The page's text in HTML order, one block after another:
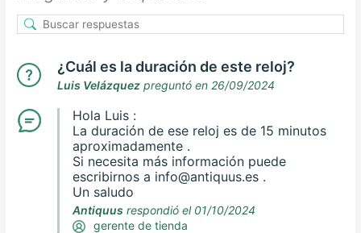
¿Cuál es la duración de este reloj?
Luis Velázquez preguntó en 26/09/2024
Hola Luis :
La duración de ese reloj es de 15 minutos
aproximadamente .
Si necesita más información puede
escribirnos a info@antiquus.es .
Un saludo
Antiquus respondió el 01/10/2024
gerente de tienda